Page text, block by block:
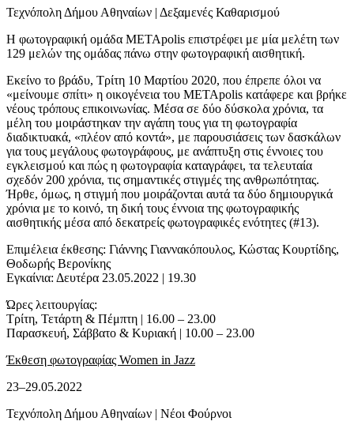
Τεχνόπολη Δήμου Αθηναίων | Δεξαμενές Καθαρισμού
Η φωτογραφική ομάδα METApolis επιστρέφει με μία μελέτη των
129 μελών της ομάδας πάνω στην φωτογραφική αισθητική.
Εκείνο το βράδυ, Τρίτη 10 Μαρτίου 2020, που έπρεπε όλοι να
«μείνουμε σπίτι» η οικογένεια του METApolis κατάφερε και βρήκε
νέους τρόπους επικοινωνίας. Μέσα σε δύο δύσκολα χρόνια, τα
μέλη του μοιράστηκαν την αγάπη τους για τη φωτογραφία
διαδικτυακά, «πλέον από κοντά», με παρουσιάσεις των δασκάλων
για τους μεγάλους φωτογράφους, με ανάπτυξη στις έννοιες του
εγκλεισμού και πώς η φωτογραφία καταγράφει, τα τελευταία
σχεδόν 200 χρόνια, τις σημαντικές στιγμές της ανθρωπότητας.
Ήρθε, όμως, η στιγμή που μοιράζονται αυτά τα δύο δημιουργικά
χρόνια με το κοινό, τη δική τους έννοια της φωτογραφικής
αισθητικής μέσα από δεκατρείς φωτογραφικές ενότητες (#13).
Επιμέλεια έκθεσης: Γιάννης Γιαννακόπουλος, Κώστας Κουρτίδης,
Θοδωρής Βερονίκης
Εγκαίνια: Δευτέρα 23.05.2022 | 19.30
Ώρες λειτουργίας:
Τρίτη, Τετάρτη & Πέμπτη | 16.00 – 23.00
Παρασκευή, Σάββατο & Κυριακή | 10.00 – 23.00
Έκθεση φωτογραφίας Women in Jazz
23–29.05.2022
Τεχνόπολη Δήμου Αθηναίων | Νέοι Φούρνοι